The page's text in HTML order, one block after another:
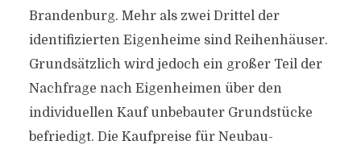
Brandenburg. Mehr als zwei Drittel der
identifizierten Eigenheime sind Reihenhäuser.
Grundsätzlich wird jedoch ein großer Teil der
Nachfrage nach Eigenheimen über den
individuellen Kauf unbebauter Grundstücke
befriedigt. Die Kaufpreise für Neubau-